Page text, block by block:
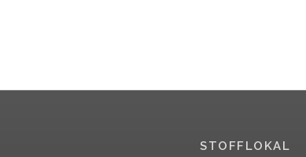
STOFFLOKAL